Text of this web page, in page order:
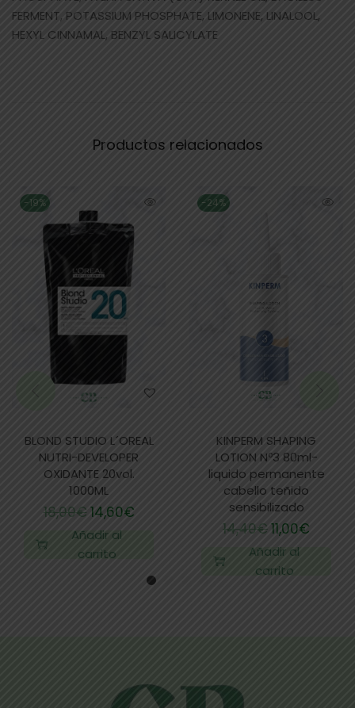
FERMENT, POTASSIUM PHOSPHATE, LIMONENE, LINALOOL,
HEXYL CINNAMAL, BENZYL SALICYLATE
Productos relacionados
-19%
BLOND STUDIO L´OREAL
NUTRI-DEVELOPER
OXIDANTE 20vol.
1000ML
18,00€ 14,60€
Añadir al
carrito
-24%
KINPERM SHAPING
LOTION Nº3 80ml-
liquido permanente
cabello teñido
sensibilizado
14,40€11,00€
Añadir al
carrito